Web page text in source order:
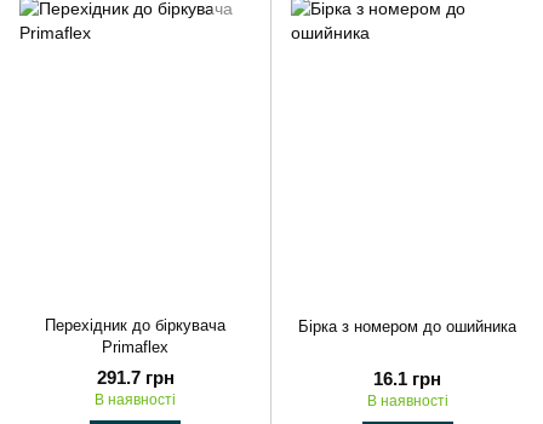
Перехідник до біркувача
Primaflex
291.7 грн
В наявності
Бірка з номером до ошийника
16.1 грн
В наявності